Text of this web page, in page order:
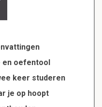
en oefentool
keer studeren
je op hoopt